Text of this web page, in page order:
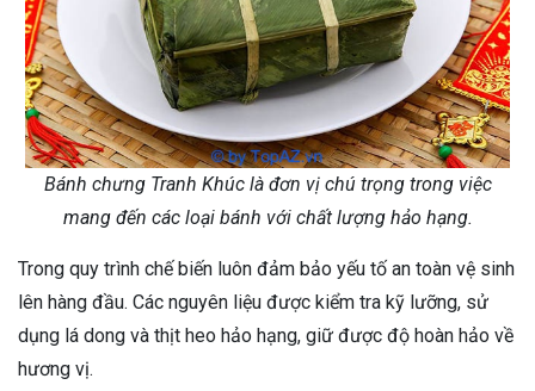
Bánh chưng Tranh Khúc là đơn vị chú trọng trong việc
mang đến các loại bánh với chất lượng hảo hạng.
Trong quy trình chế biến luôn đảm bảo yếu tố an toàn vệ sinh
lên hàng đầu. Các nguyên liệu được kiểm tra kỹ lưỡng, sử
dụng lá dong và thịt heo hảo hạng, giữ được độ hoàn hảo về
hương vị.